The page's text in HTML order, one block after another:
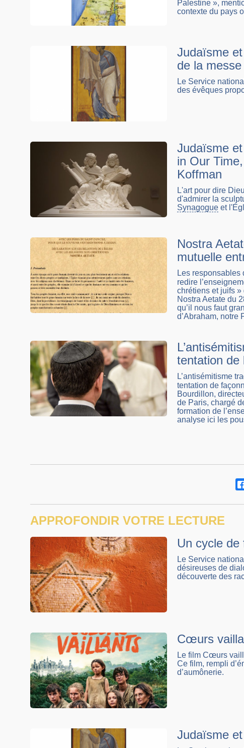
Palestine »,
contexte du pays
Judaïsme
de la messe
Le Service
des évêques
Judaïsme
in Our
Koffman
L'art pour dire
d'admirer la
Synagogue et
Nostra
mutuelle
Les responsables
redire
chrétiens et juifs
Nostra Aetate du
qu’il nous faut
d’Abraham, notre
tentation de
L’antisémitisme
tentation de
Bourdillon,
de Paris, chargé
formation de
analyse ici les
APPROFONDIR VOTRE LECTURE
Un cycle de
Le Service
désireuses de
découverte des
Cœurs
Le film Cœurs
Ce film, rempli
d’aumônerie.
Judaïsme